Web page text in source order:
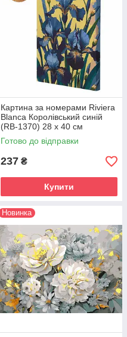
Картина за номерами Riviera
Blanca Королівський синій
(RB-1370) 28 х 40 см
Готово до відправки
237 ₴
Купити
Новинка